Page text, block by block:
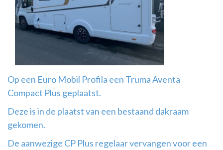
airco
Airco
montage
Op een Euro Mobil Profila een Truma Aventa
Compact Plus geplaatst.
Deze is in de plaatst van een bestaand dakraam
gekomen.
De aanwezige CP Plus regelaar vervangen voor een